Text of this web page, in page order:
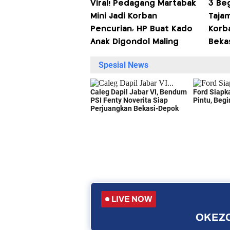
Viral! Pedagang Martabak
Mini Jadi Korban
Pencurian, HP Buat Kado
Anak Digondol Maling
3
LIVE NOW